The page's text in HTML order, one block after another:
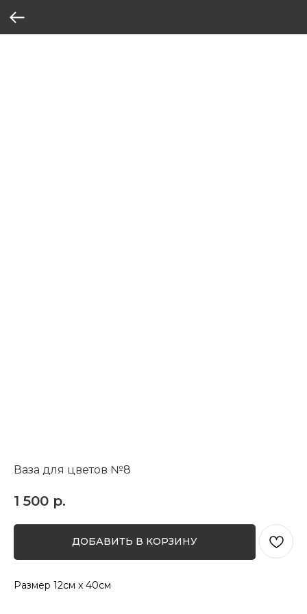
Ваза для цветов №8
1 500 р.
ДОБАВИТЬ В КОРЗИНУ
Размер 12см x 40см